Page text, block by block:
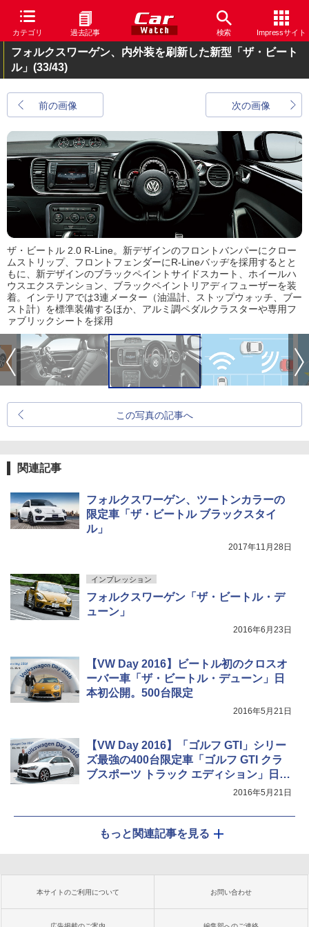
カテゴリ 過去記事 検索 Impressサイト
フォルクスワーゲン、内外装を刷新した新型「ザ・ビート
ル」 (33/43)
前の画像 次の画像
ザ・ビートル 2.0 R-Line。新デザインのフロントバンパーにクロー
ムストリップ、フロントフェンダーにR-Lineバッヂを採用するとと
もに、新デザインのブラックペイントサイドスカート、ホイールハ
ウスエクステンション、ブラックペイントリアディフューザーを装
着。インテリアでは3連メーター（油温計、ストップウォッチ、ブー
スト計）を標準装備するほか、アルミ調ペダルクラスターや専用フ
ァブリックシートを採用
この写真の記事へ
関連記事
フォルクスワーゲン、ツートンカラーの
限定車「ザ・ビートル ブラックスタイ
ル」
2017年11月28日
インプレッション
フォルクスワーゲン「ザ・ビートル・デ
ューン」
2016年6月23日
【VW Day 2016】ビートル初のクロスオ
ーバー車「ザ・ビートル・デューン」日
本初公開。500台限定
2016年5月21日
【VW Day 2016】「ゴルフ GTI」シリー
ズ最強の400台限定車「ゴルフ GTI クラ
ブスポーツ トラック エディション」日本
2016年5月21日
もっと関連記事を見る
本サイトのご利用について お問い合わせ